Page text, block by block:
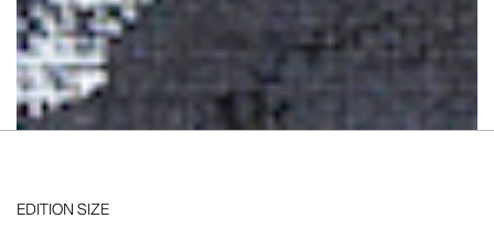
EDITION SIZE